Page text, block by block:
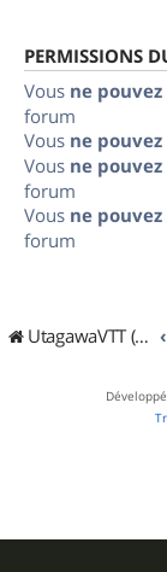
PERMISSIONS
Vous ne pouvez
forum
Vous ne pouvez
Vous ne pouvez
forum
Vous ne pouvez
forum
UtagawaVTT (Randos VTT et VTTAE avec traces GPS)